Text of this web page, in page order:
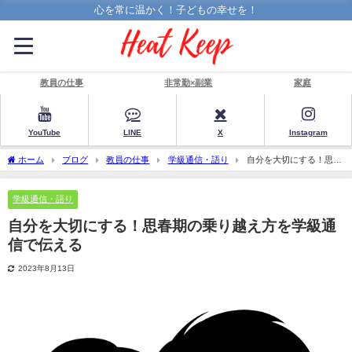
心を常に温かく！子どもの幸せを！
教員の仕事 非常勤×副業 家庭
YouTube LINE X Instagram
ホーム ブログ 教員の仕事 学級通信・語り
自分を大切にする！思春
期の乗り越え方を学級通信で伝える
学級通信・語り
自分を大切にする！思春期の乗り越え方を学級通
信で伝える
2023年8月13日